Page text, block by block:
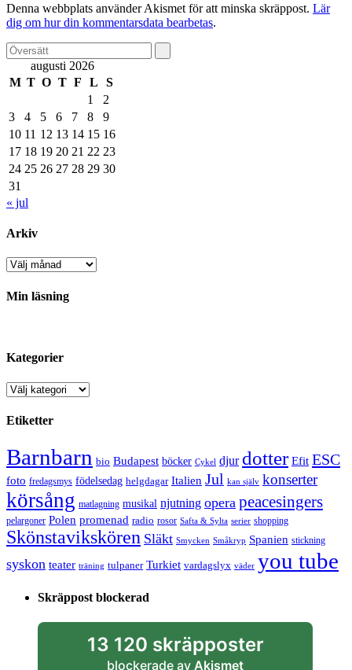
Denna webbplats använder Akismet för att minska skräppost. Lär
dig om hur din kommentarsdata bearbetas.
augusti 2026
M T O T F L
S
1
2
3
4 5 6 7 8
9
10 11 12 13 14 15 16
17 18 19 20 21 22 23
24 25 26 27 28 29 30
31
« jul
Arkiv
Arkiv
Min läsning
Kategorier
Kategorier
Etiketter
Barnbarn bio Budapest böcker Cykel djur dotter Efit ESC
foto fredagsmys födelsedag helgdagar Italien Jul kan själv konserter
körsång matlagning musikal njutning opera peacesingers
pelargoner Polen promenad radio rosor Safta & Sylta serier shopping
Skönstavikskören Släkt Smycken Småkryp Spanien stickning
syskon teater träning tulpaner Turkiet vardagslyx väder you tube
Skräppost blockerad
13 120 skräpposter
blockerade av Akismet